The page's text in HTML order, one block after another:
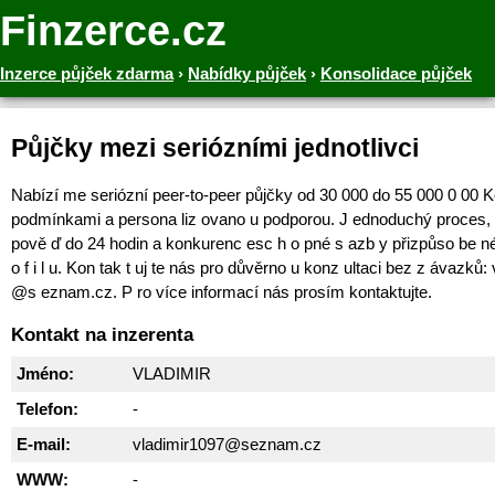
Finzerce.cz
Inzerce půjček zdarma› Nabídky půjček › Konsolidace půjček
Půjčky mezi seriózními jednotlivci
Nabízí me seriózní peer-to-peer půjčky od 30 000 do 55 000 0 00
podmínkami a persona liz ovano u podporou. J ednoduchý
pově ď do 24 hodin a konkurenc esc h o pné s azb y přizpůso be
o f i l u. Kon tak t uj te nás pro důvěrno u konz ultaci bez z ávazků:
@s eznam.cz. P ro více informací nás prosím kontaktujte.
Kontakt na inzerenta
Jméno:
VLADIMIR
Telefon:
-
E-mail:
vladimir1097@seznam.cz
WWW:
-